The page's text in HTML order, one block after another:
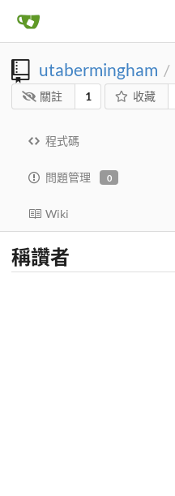
utabermingham /
關註 1 收藏
程式碼
問題管理 0
Wiki
稱讚者